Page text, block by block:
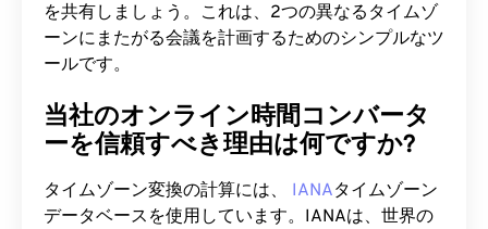
を共有しましょう。これは、2つの異なるタイムゾ
ーンにまたがる会議を計画するためのシンプルなツ
ールです。
当社のオンライン時間コンバータ
ーを信頼すべき理由は何ですか?
タイムゾーン変換の計算には、 IANAタイムゾーン
データベースを使用しています。IANAは、世界の